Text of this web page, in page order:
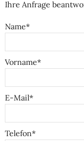
Ihre Anfrage
Name*
Vorname*
E-Mail*
Telefon*